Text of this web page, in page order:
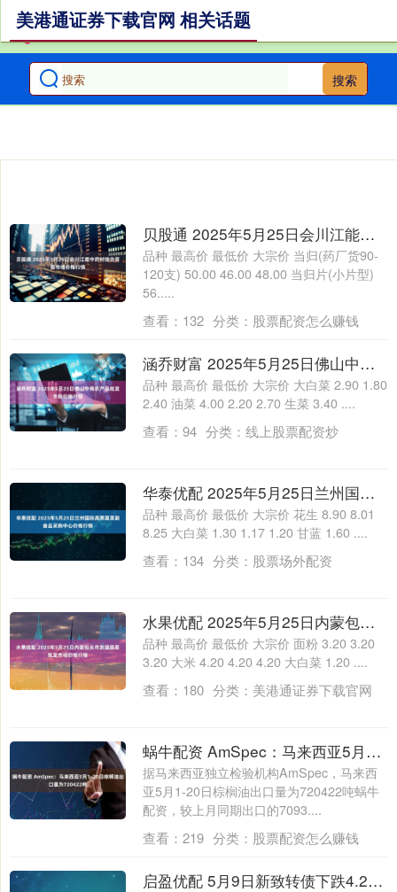
搜索
美港通证券下载官网 相关话题
贝股通 2025年5月25日会川江能中药材综合贸易市场价格行情
品种 最高价 最低价 大宗价 当归(药厂货90-
120支) 50.00 46.00 48.00 当归片(小片型)
56.....
查看： 132 分类： 股票配资怎么赚钱
涵乔财富 2025年5月25日佛山中南农产品批发市场价格行情
品种 最高价 最低价 大宗价 大白菜 2.90 1.80
2.40 油菜 4.00 2.20 2.70 生菜 3.40 ....
查看： 94 分类： 线上股票配资炒
华泰优配 2025年5月25日兰州国际高原夏菜副食品采购中心价格行情
品种 最高价 最低价 大宗价 花生 8.90 8.01
8.25 大白菜 1.30 1.17 1.20 甘蓝 1.60 ....
查看： 134 分类： 股票场外配资
水果优配 2025年5月25日内蒙包头市友谊蔬菜批发市场价格行情
品种 最高价 最低价 大宗价 面粉 3.20 3.20
3.20 大米 4.20 4.20 4.20 大白菜 1.20 ....
查看： 180 分类： 美港通证券下载官网
蜗牛配资 AmSpec：马来西亚5月1-20日棕榈油出口量为720422吨
据马来西亚独立检验机构AmSpec，马来西
亚5月1-20日棕榈油出口量为720422吨蜗牛
配资，较上月同期出口的7093....
查看： 219 分类： 股票配资怎么赚钱
启盈优配 5月9日新致转债下跌4.27%，转股溢价率10.41%